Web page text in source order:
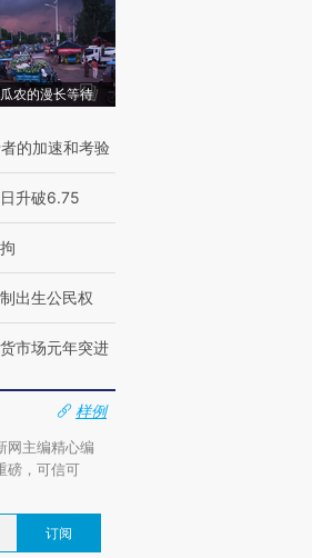
农的漫长等待
的加速和考验
升破6.75
出生公民权
市场元年突进
样例
网主编精心编
磅，可信可
订阅